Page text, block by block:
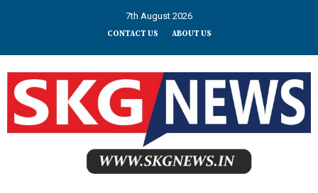
7th August 2026
CONTACT US ABOUT US